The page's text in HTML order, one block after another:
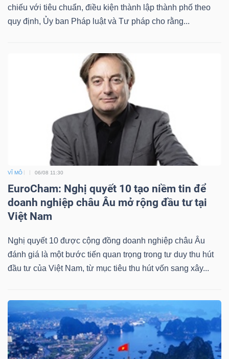
chiếu với tiêu chuẩn, điều kiện thành lập thành phố theo
quy định, Ủy ban Pháp luật và Tư pháp cho rằng...
VĨ MÔ 06/08 11:30
EuroCham: Nghị quyết 10 tạo niềm tin để
doanh nghiệp châu Âu mở rộng đầu tư tại
Việt Nam
Nghị quyết 10 được cộng đồng doanh nghiệp châu Âu
đánh giá là một bước tiến quan trọng trong tư duy thu hút
đầu tư của Việt Nam, từ mục tiêu thu hút vốn sang xây...
tư
Dữ
liệu
tài
chính